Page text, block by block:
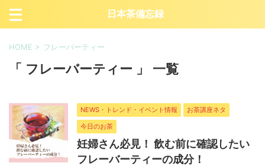
日本茶備忘録
HOME > フレーバーティー
「 フレーバーティー 」 一覧
NEWS・トレンド・イベント情報
お茶講座ネタ
今日のお茶
妊婦さん必見！ 飲む前に確認したい
フレーバーティーの成分！